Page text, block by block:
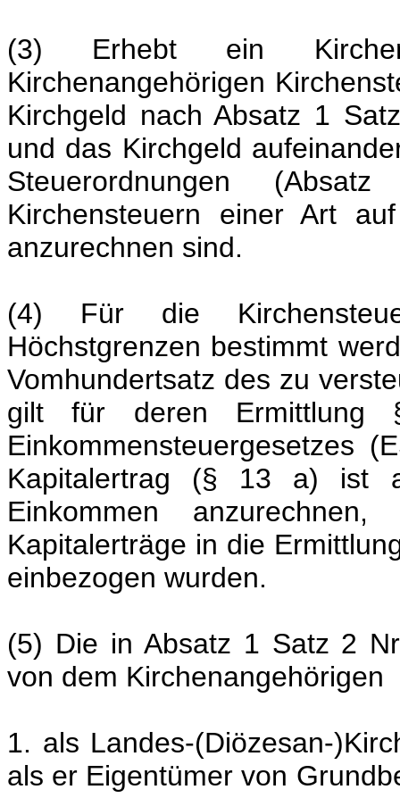
(3) Erhebt ein
Kirchenangehörigen
Kirchgeld nach Absatz 1
und das Kirchgeld
Steuerordnungen
Kirchensteuern einer Art
anzurechnen sind.
(4) Für die
Höchstgrenzen bestimmt
Vomhundertsatz des zu
gilt für deren
Einkommensteuergesetzes
Kapitalertrag (§ 13 a) ist
Einkommen
Kapitalerträge in die
einbezogen wurden.
(5) Die in Absatz 1 Satz 2
von dem Kirchenangehörigen
1. als Landes-(Diözesan-
als er Eigentümer von